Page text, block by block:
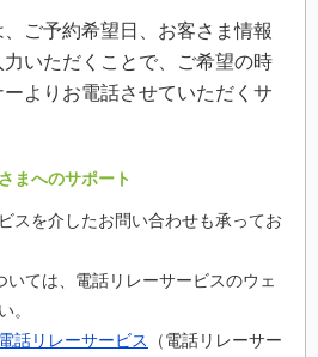
、ご予約希望日、お客さま情報
いただくことで、ご希望の時
よりお電話させていただくサ
まへのサポート
スを介したお問い合わせも承ってお
ては、電話リレーサービスのウェ
。
話リレーサービス
（電話リレーサー